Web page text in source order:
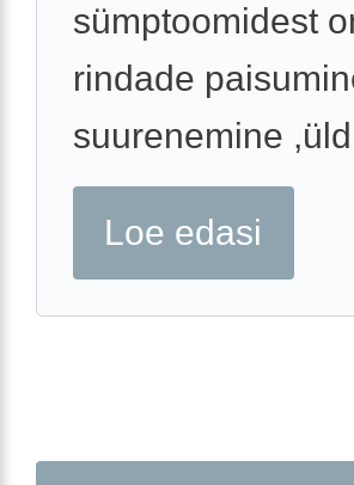
sümptoomidest
rindade
suurenemine
Loe edasi